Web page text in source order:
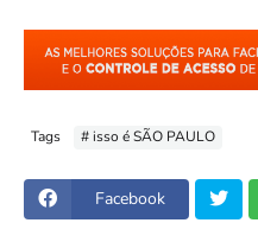
Tags # isso é SÃO PAULO
Facebook